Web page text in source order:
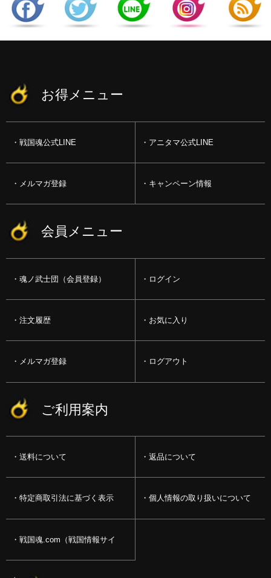
お得メニュー
戦国魂公式LINE アニタマ公式LINE
メルマガ登録 キャンペーン情報
会員メニュー
魂ノ武士団（会員登録） ログイン
注文履歴 お気に入り
メルマガ登録 ログアウト
ご利用案内
送料について 返品について
特定商取引法に基づく表示 個人情報の取り扱いについて
戦国魂.com（戦国情報サイ